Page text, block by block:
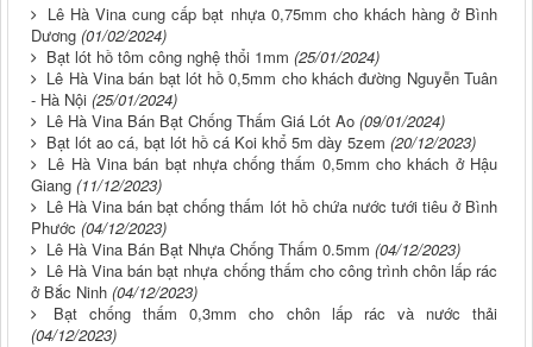
Lê Hà Vina cung cấp bạt nhựa 0,75mm cho khách hàng ở Bình
Dương (01/02/2024)
Bạt lót hồ tôm công nghệ thổi 1mm (25/01/2024)
Lê Hà Vina bán bạt lót hồ 0,5mm cho khách đường Nguyễn Tuân
- Hà Nội (25/01/2024)
Lê Hà Vina Bán Bạt Chống Thấm Giá Lót Ao (09/01/2024)
Bạt lót ao cá, bạt lót hồ cá Koi khổ 5m dày 5zem (20/12/2023)
Lê Hà Vina bán bạt nhựa chống thấm 0,5mm cho khách ở Hậu
Giang (11/12/2023)
Lê Hà Vina bán bạt chống thấm lót hồ chứa nước tưới tiêu ở Bình
Phước (04/12/2023)
Lê Hà Vina Bán Bạt Nhựa Chống Thấm 0.5mm (04/12/2023)
Lê Hà Vina bán bạt nhựa chống thấm cho công trình chôn lấp rác
ở Bắc Ninh (04/12/2023)
Bạt chống thấm 0,3mm cho chôn lấp rác và nước thải
(04/12/2023)